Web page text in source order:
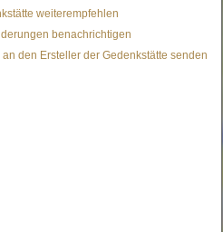
weiterempfehlen
benachrichtigen
an den Ersteller der Gedenkstätte senden